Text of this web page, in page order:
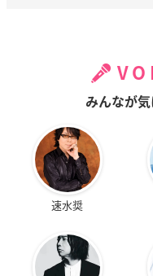
みんなが
速水奨